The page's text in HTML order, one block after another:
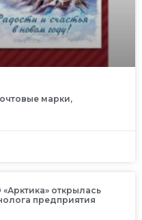
марки,
открылась
предприятия